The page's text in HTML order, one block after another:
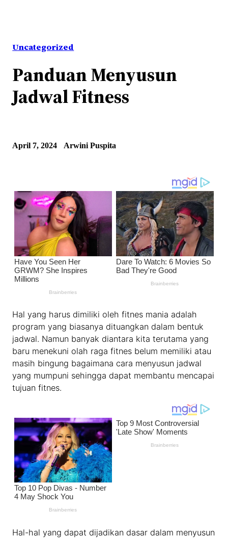
Uncategorized
Panduan Menyusun
Jadwal Fitness
April 7, 2024 Arwini Puspita
Hal yang harus dimiliki oleh fitnes mania adalah
program yang biasanya dituangkan dalam bentuk
jadwal. Namun banyak diantara kita terutama yang
baru menekuni olah raga fitnes belum memiliki atau
masih bingung bagaimana cara menyusun jadwal
yang mumpuni sehingga dapat membantu mencapai
tujuan fitnes.
Hal-hal yang dapat dijadikan dasar dalam menyusun